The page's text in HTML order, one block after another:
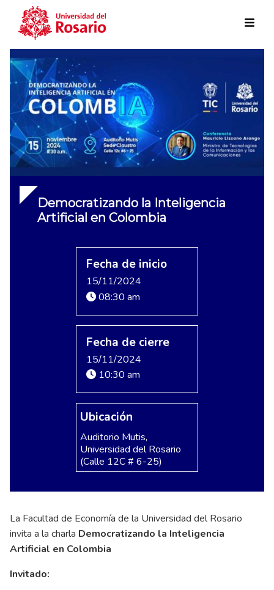
Skip to main content
Democratizando la Inteligencia
Artificial en Colombia
Fecha de inicio
15/11/2024
08:30 am
Fecha de cierre
15/11/2024
10:30 am
Ubicación
Auditorio Mutis,
Universidad del Rosario
(Calle 12C # 6-25)
La Facultad de Economía de la Universidad del Rosario
invita a la charla Democratizando la Inteligencia
Artificial en Colombia
Invitado: